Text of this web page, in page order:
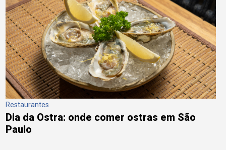
Restaurantes
Dia da Ostra: onde comer ostras em São
Paulo